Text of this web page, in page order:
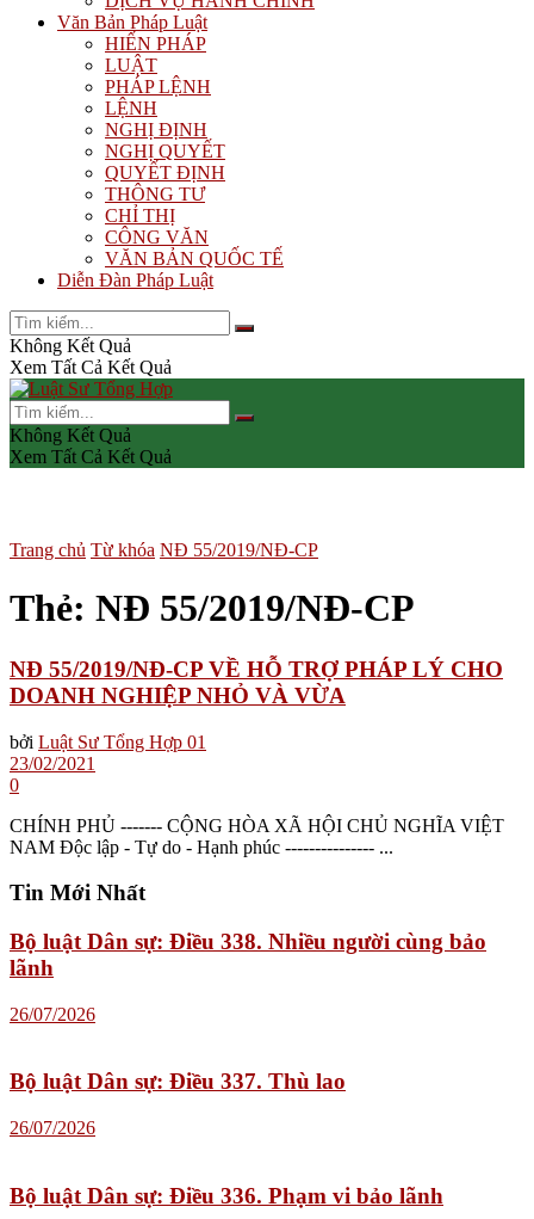
Văn Bản Pháp Luật
HIẾN PHÁP
LUẬT
PHÁP LỆNH
LỆNH
NGHỊ ĐỊNH
NGHỊ QUYẾT
QUYẾT ĐỊNH
THÔNG TƯ
CHỈ THỊ
CÔNG VĂN
VĂN BẢN QUỐC TẾ
Diễn Đàn Pháp Luật
Không Kết Quả
Xem Tất Cả Kết Quả
Không Kết Quả
Xem Tất Cả Kết Quả
Trang chủ Từ khóa NĐ 55/2019/NĐ-CP
Thẻ: NĐ 55/2019/NĐ-CP
NĐ 55/2019/NĐ-CP VỀ HỖ TRỢ PHÁP LÝ CHO
DOANH NGHIỆP NHỎ VÀ VỪA
bởi Luật Sư Tổng Hợp 01
23/02/2021
0
CHÍNH PHỦ ------- CỘNG HÒA XÃ HỘI CHỦ NGHĨA VIỆT
NAM Độc lập - Tự do - Hạnh phúc --------------- ...
Tin Mới Nhất
Bộ luật Dân sự: Điều 338. Nhiều người cùng bảo
lãnh
26/07/2026
Bộ luật Dân sự: Điều 337. Thù lao
26/07/2026
Bộ luật Dân sự: Điều 336. Phạm vi bảo lãnh